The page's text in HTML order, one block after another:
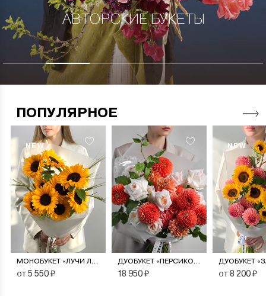
АВТОРСКИЕ БУКЕТЫ
ПОПУЛЯРНОЕ
NEW
МОНОБУКЕТ «ЛУЧИ ЛЕТА»
от 5 550 ₽
ДУОБУКЕТ «ПЕРСИКОВЫЙ СОРБЕТ»
18 950 ₽
NEW
от 8 200 ₽